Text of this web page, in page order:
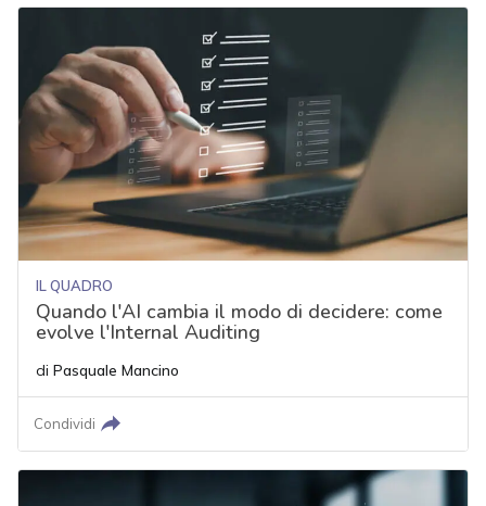
IL QUADRO
Quando l'AI cambia il modo di decidere: come
evolve l'Internal Auditing
di Pasquale Mancino
Condividi